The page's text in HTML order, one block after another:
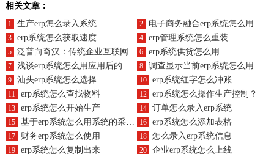
相关文章：
1 生产erp怎么录入系统 2 电子商务融合erp系统怎么用 拓展营销新模式
3 erp系统怎么获取速度 4 erp管理系统怎么重装
5 泛普向奇汉：传统企业互联网化的本质是社会化商业 6 erp系统供货怎么用
7 浅谈erp系统怎么用应用后的财务管理效果 8 调查显示当前erp系统怎么用的缺陷制约业务表现
9 汕头erp系统怎么选择 10 erp系统红字怎么冲账
11 erp系统怎么查找物料 12 erp系统怎么操作生产控制？
13 erp系统怎么开始生产 14 订单怎么录入erp系统
15 基于erp系统怎么用系统的采购管理与传统采购管理的对比 16 erp系统怎么添加表格
17 财务erp系统怎么使用 18 怎么录入erp系统信息
19 erp系统怎么复制出来 20 企业erp系统怎么上线